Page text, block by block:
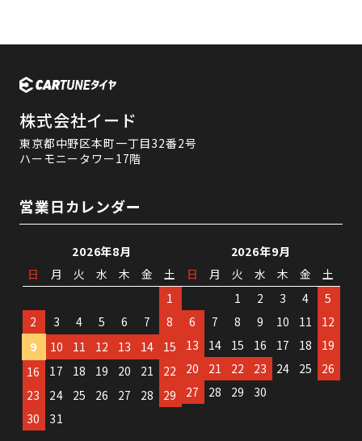
株式会社イード
東京都中野区本町一丁目32番2号
ハーモニータワー17階
営業日カレンダー
2026年8月
日
月 火 水 木 金
土
1
2
3 4 5 6 7
8
9
10 11 12 13 14
15
16
17 18 19 20 21
22
23
24 25 26 27 28
29
30
31
2026年9月
日
月 火 水 木 金
土
1
2 3 4
5
6
7 8 9 10 11
12
13
14 15 16 17 18
19
20
21 22 23 24 25
26
27
28 29 30